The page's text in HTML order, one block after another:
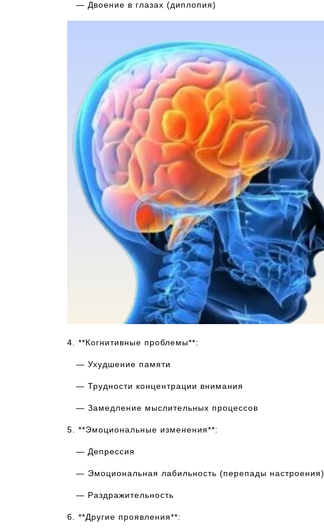
— Двоение в глазах (диплопия)
4. **Когнитивные проблемы**:
— Ухудшение памяти
— Трудности концентрации внимания
— Замедление мыслительных процессов
5. **Эмоциональные изменения**:
— Депрессия
— Эмоциональная лабильность (перепады настроения)
— Раздражительность
6. **Другие проявления**: